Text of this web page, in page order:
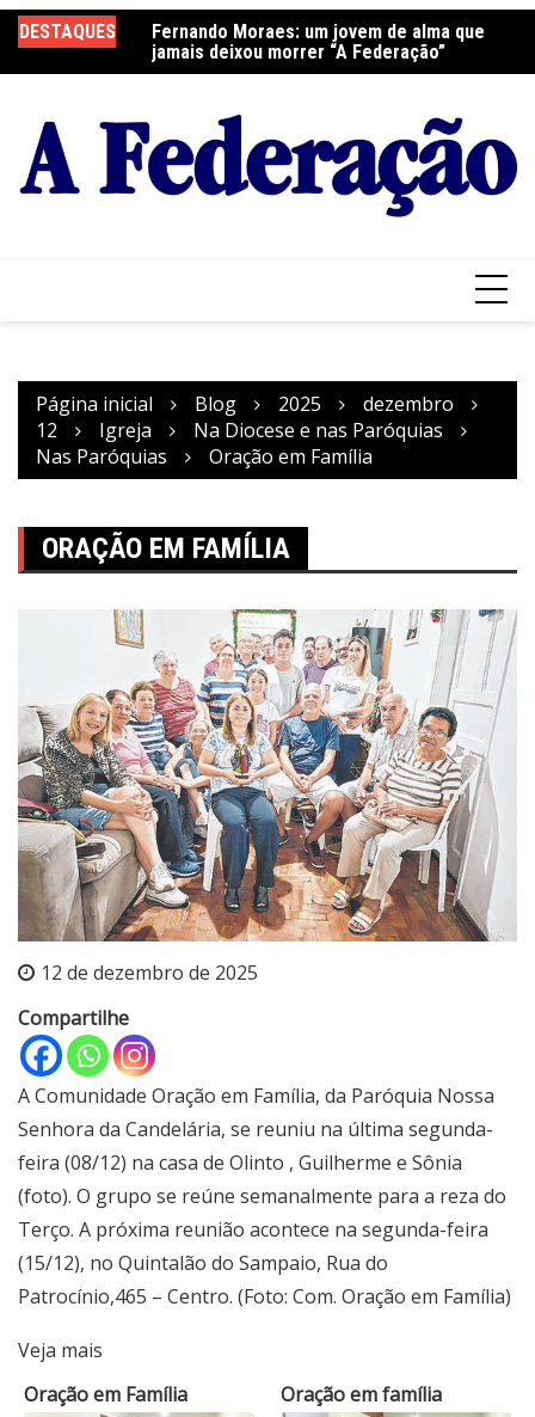
para
o
DESTAQUES
a Festa do
Fernando Moraes: um jovem de alma que
jamais deixou morrer “A Federação”
Página inicial Blog 2025
dezembro
12
Igreja
Na Diocese e nas Paróquias
Nas Paróquias
Oração em Família
ORAÇÃO EM FAMÍLIA
12 de dezembro de 2025
Compartilhe
A Comunidade Oração em Família, da Paróquia Nossa
Senhora da Candelária, se reuniu na última segunda-
feira (08/12) na casa de Olinto , Guilherme e Sônia
(foto). O grupo se reúne semanalmente para a reza do
Terço. A próxima reunião acontece na segunda-feira
(15/12), no Quintalão do Sampaio, Rua do
Patrocínio,465 – Centro. (Foto: Com. Oração em Família)
Veja mais
Oração em Família
Oração em família